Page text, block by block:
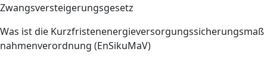
Zwangsversteigerungsgesetz
Was ist die Kurzfristenenergieversorgungssicherungsmaß
nahmenverordnung (EnSikuMaV)